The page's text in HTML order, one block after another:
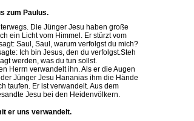
zum Paulus.
Die Jünger Jesu haben große
ein Licht vom Himmel. Er stürzt vom
Saul, Saul, warum verfolgst du mich?
Ich bin Jesus, den du verfolgst.Steh
werden, was du tun sollst.
Herrn verwandelt ihn. Als er die Augen
Jünger Jesu Hananias ihm die Hände
taufen. Er ist verwandelt. Aus dem
Jesu bei den Heidenvölkern.
er uns verwandelt.